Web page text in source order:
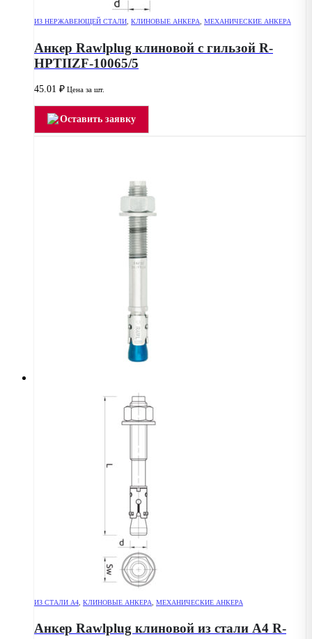
ИЗ НЕРЖАВЕЮЩЕЙ СТАЛИ, КЛИНОВЫЕ АНКЕРА, МЕХАНИЧЕСКИЕ АНКЕРА
Анкер Rawlplug клиновой с гильзой R-
HPTIIZF-10065/5
45.01 ₽ Цена за шт.
Оставить заявку
ИЗ СТАЛИ А4 КЛИНОВЫЕ АНКЕРА МЕХАНИЧЕСКИЕ АНКЕРА
Анкер Rawlplug клиновой из стали А4 R-